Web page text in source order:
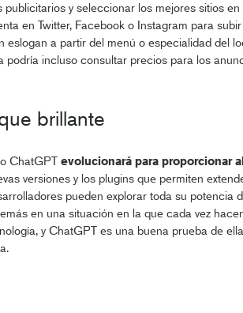
publicitarios y seleccionar los mejores sitios
en Twitter, Facebook o Instagram para
eslogan a partir del menú o especialidad del
podría incluso consultar precios para los
brillante
ChatGPT evolucionará para proporcionar
versiones y los plugins que permiten
pueden explorar toda su
en una situación en la que cada vez
y ChatGPT es una buena prueba de